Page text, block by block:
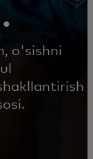
o'sishni